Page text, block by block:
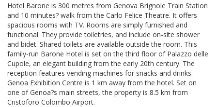
Hotel Barone is 300 metres from Genova Brignole Train Station
and 10 minutes? walk from the Carlo Felice Theatre. It offers
spacious rooms with TV. Rooms are simply furnished and
functional. They provide toiletries, and include on-site shower
and bidet. Shared toilets are available outside the room. This
family-run Barone Hotel is set on the third floor of Palazzo delle
Cupole, an elegant building from the early 20th century. The
reception features vending machines for snacks and drinks.
Genoa Exhibition Centre is 1 km away from the hotel. Set on
one of Genoa?s main streets, the property is 8.5 km from
Cristoforo Colombo Airport.